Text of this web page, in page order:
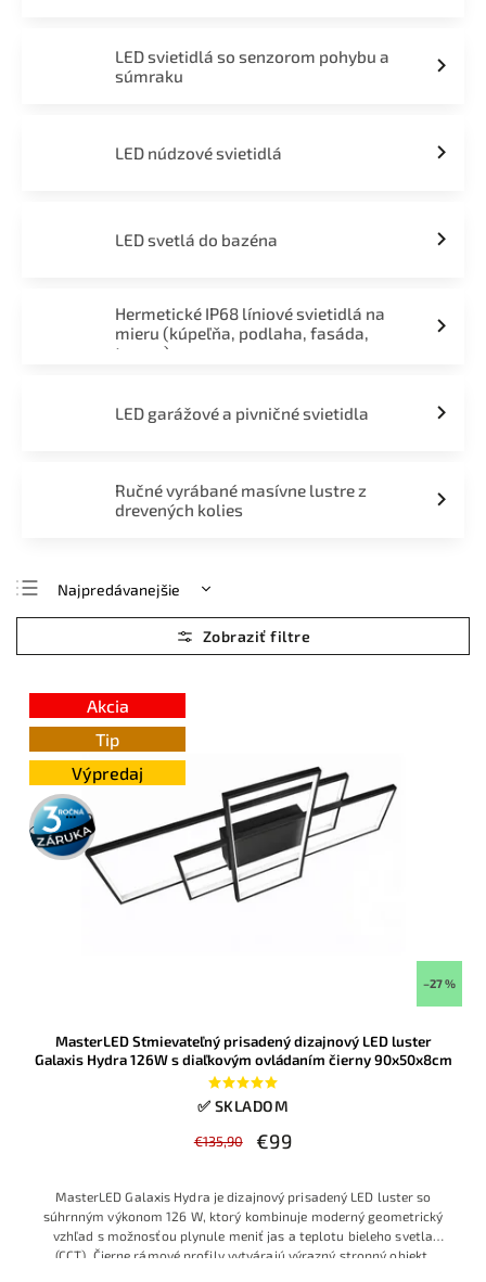
LED svietidlá so senzorom pohybu a
súmraku
LED núdzové svietidlá
LED svetlá do bazéna
Hermetické IP68 líniové svietidlá na
mieru (kúpeľňa, podlaha, fasáda,
terasa)
LED garážové a pivničné svietidla
Ručné vyrábané masívne lustre z
drevených kolies
Najpredávanejšie
Najlacnejšie
Najdrahšie
Abecedne
Akcia
Tip
Výpredaj
3 roky
záruka
–27 %
MasterLED Stmievateľný prisadený dizajnový LED luster
Galaxis Hydra 126W s diaľkovým ovládaním čierny 90x50x8cm
✅ SKLADOM
€135,90 €99
MasterLED Galaxis Hydra je dizajnový prisadený LED luster so
súhrnným výkonom 126 W, ktorý kombinuje moderný geometrický
vzhľad s možnosťou plynule meniť jas a teplotu bieleho svetla
(CCT). Čierne rámové profily vytvárajú výrazný stropný objekt,